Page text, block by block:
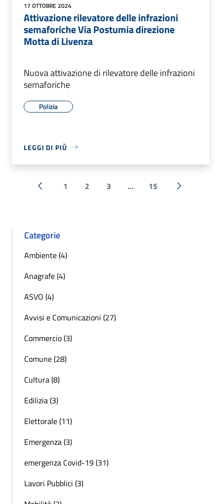
17 OTTOBRE 2024
Attivazione rilevatore delle infrazioni
semaforiche Via Postumia direzione
Motta di Livenza
Nuova attivazione di rilevatore delle infrazioni
semaforiche
Polizia
LEGGI DI PIÙ
« Precedente
1 2 3 ... 15 Successiva
Categorie
Ambiente (4)
Anagrafe (4)
ASVO (4)
Avvisi e Comunicazioni (27)
Commercio (3)
Comune (28)
Cultura (8)
Edilizia (3)
Elettorale (11)
Emergenza (3)
emergenza Covid-19 (31)
Lavori Pubblici (3)